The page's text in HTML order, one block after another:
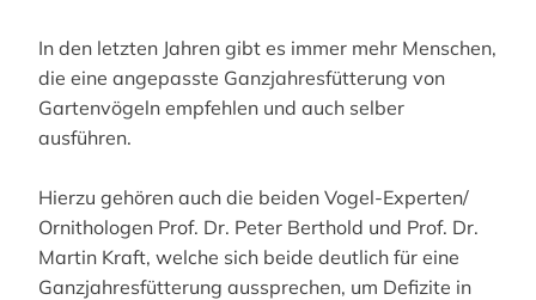
In den letzten Jahren gibt es immer mehr Menschen,
die eine angepasste Ganzjahresfütterung von
Gartenvögeln empfehlen und auch selber
ausführen.
Hierzu gehören auch die beiden Vogel-Experten/
Ornithologen Prof. Dr. Peter Berthold und Prof. Dr.
Martin Kraft, welche sich beide deutlich für eine
Ganzjahresfütterung aussprechen, um Defizite in